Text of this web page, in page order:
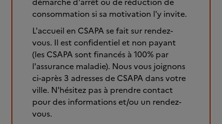
consommation si sa motivation l'y invite.
L'accueil en CSAPA se fait sur rendez-
vous. Il est confidentiel et non payant
(les CSAPA sont financés à 100% par
l'assurance maladie). Nous vous joignons
ci-après 3 adresses de CSAPA dans votre
ville. N'hésitez pas à prendre contact
pour des informations et/ou un rendez-
vous.